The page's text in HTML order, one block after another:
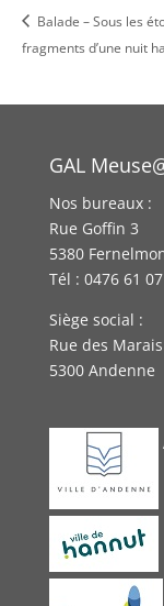
Balade – Sous les
fragments d’une nuit
GAL
Nos bureaux :
Rue Goffin 3
5380
Tél : 0476 61
Siège social :
Rue des Marais
5300 Andenne